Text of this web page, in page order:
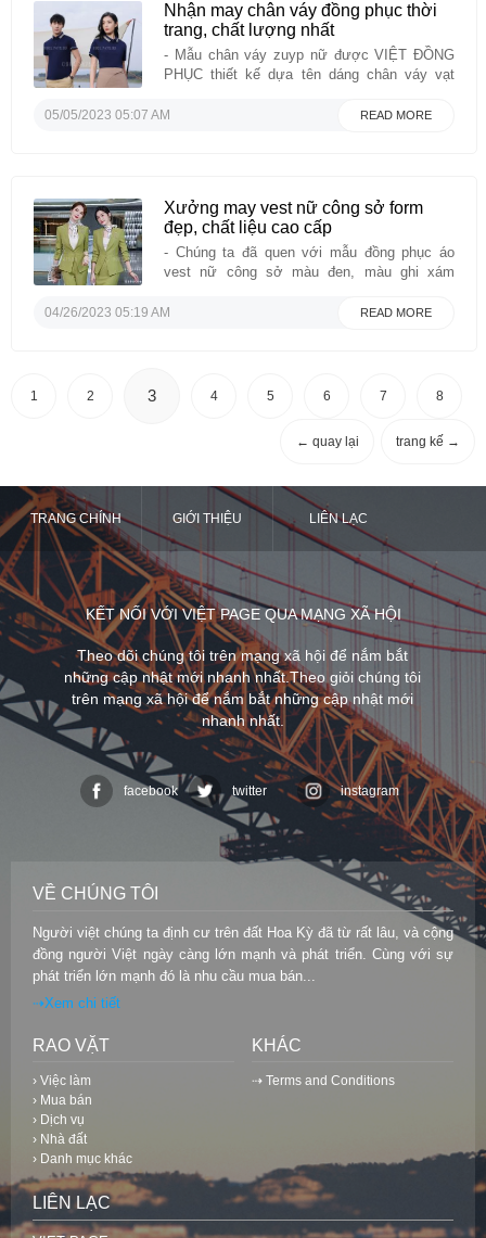
Nhận may chân váy đồng phục thời
trang, chất lượng nhất
- Mẫu chân váy zuyp nữ được VIỆT ĐỒNG
PHỤC thiết kế dựa tên dáng chân váy vạt
phái đẹp ưa chuộng. Với kiểu dáng chân váy
05/05/2023 05:07 AM READ MORE
Xưởng may vest nữ công sở form
đẹp, chất liệu cao cấp
- Chúng ta đã quen với mẫu đồng phục áo
vest nữ công sở màu đen, màu ghi xám
trung hơn như những gam màu pastel…
04/26/2023 05:19 AM READ MORE
1 2 3 4 5 6 7 8
← quay lại trang kế →
TRANG CHÍNH GIỚI THIỆU LIÊN LẠC
KẾT NỐI VỚI VIỆT PAGE QUA MẠNG XÃ HỘI
Theo dõi chúng tôi trên mạng xã hội để nắm bắt
những cập nhật mới nhanh nhất.Theo giỏi chúng tôi
trên mạng xã hội để nắm bắt những cập nhật mới
nhanh nhất.
facebook twitter instagram
VỀ CHÚNG TÔI
Người việt chúng ta định cư trên đất Hoa Kỳ đã từ rất lâu, và cộng
đồng người Việt ngày càng lớn mạnh và phát triển. Cùng với sự
phát triển lớn mạnh đó là nhu cầu mua bán...
⇢Xem chi tiết
RAO VẶT
› Việc làm
› Mua bán
› Dịch vụ
› Nhà đất
› Danh mục khác
KHÁC
⇢ Terms and Conditions
LIÊN LẠC